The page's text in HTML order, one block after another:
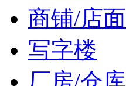
商铺/店面
写字楼